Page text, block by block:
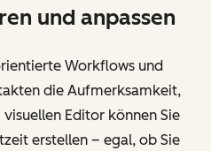
und anpassen
Workflows und
die Aufmerksamkeit,
Editor können Sie
erstellen – egal, ob Sie